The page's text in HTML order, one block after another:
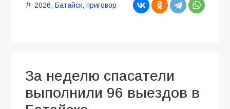
2026, Батайск, приговор
За неделю спасатели
выполнили 96 выездов в